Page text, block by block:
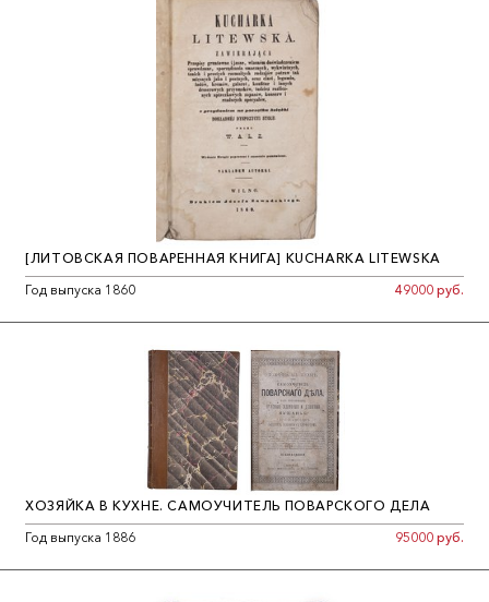
[ЛИТОВСКАЯ ПОВАРЕННАЯ КНИГА] KUCHARKA LITEWSKA
Год выпуска 1860
49000 руб.
ХОЗЯЙКА В КУХНЕ. САМОУЧИТЕЛЬ ПОВАРСКОГО ДЕЛА
Год выпуска 1886
95000 руб.